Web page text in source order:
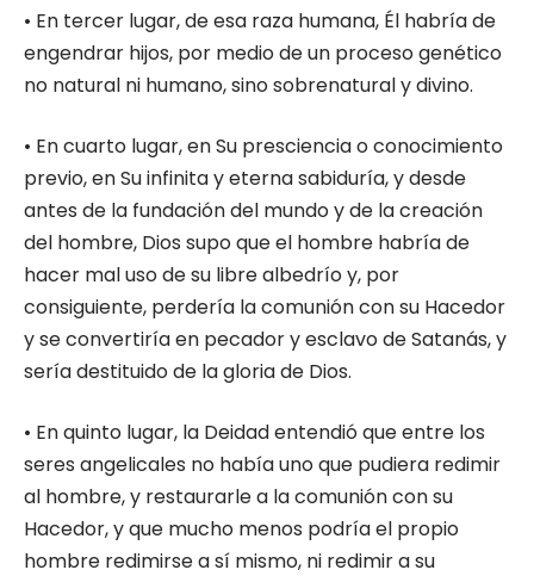
• En tercer lugar, de esa raza humana, Él habría de
engendrar hijos, por medio de un proceso genético
no natural ni humano, sino sobrenatural y divino.
• En cuarto lugar, en Su presciencia o conocimiento
previo, en Su infinita y eterna sabiduría, y desde
antes de la fundación del mundo y de la creación
del hombre, Dios supo que el hombre habría de
hacer mal uso de su libre albedrío y, por
consiguiente, perdería la comunión con su Hacedor
y se convertiría en pecador y esclavo de Satanás, y
sería destituido de la gloria de Dios.
• En quinto lugar, la Deidad entendió que entre los
seres angelicales no había uno que pudiera redimir
al hombre, y restaurarle a la comunión con su
Hacedor, y que mucho menos podría el propio
hombre redimirse a sí mismo, ni redimir a su